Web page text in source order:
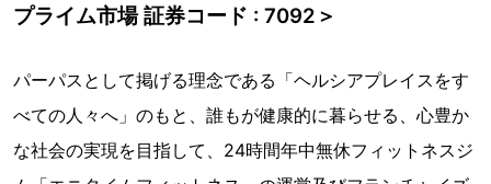
プライム市場 証券コード : 7092＞
パーパスとして掲げる理念である「ヘルシアプレイスをす
べての人々へ」のもと、誰もが健康的に暮らせる、心豊か
な社会の実現を目指して、24時間年中無休フィットネスジ